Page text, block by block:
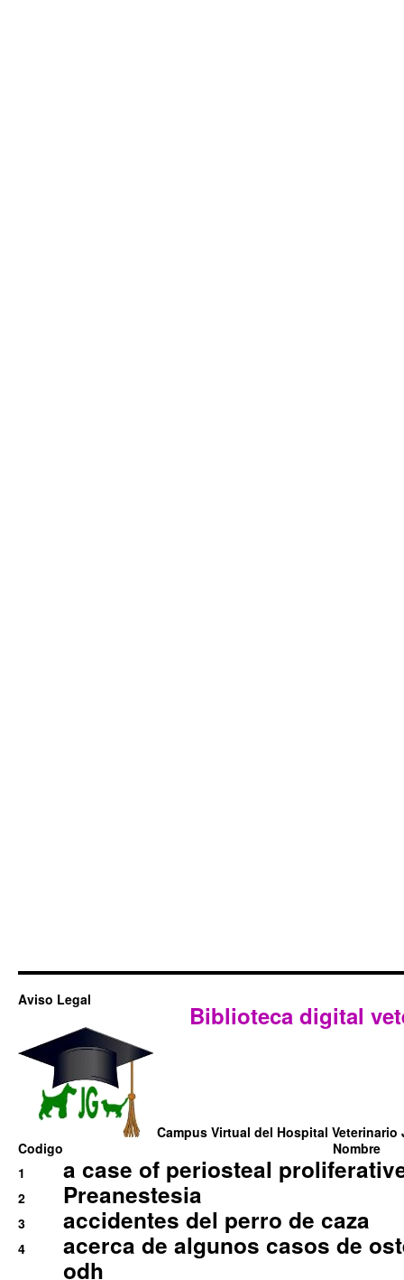
Aviso Legal
Biblioteca digital
Campus Virtual del Hospital Veterinario
Codigo
Nombre
1
a case of periosteal
2 Preanestesia
3 accidentes del perro de caza
4
acerca de algunos casos de
odh